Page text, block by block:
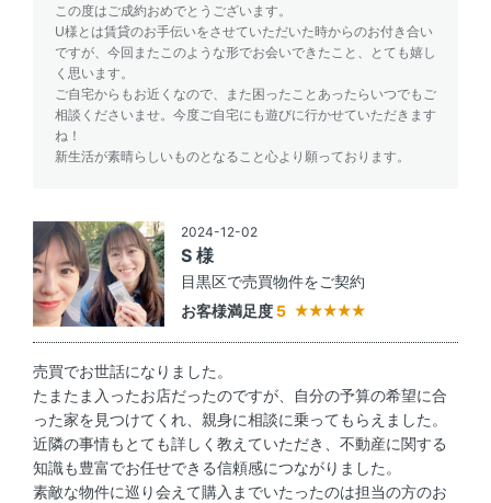
この度はご成約おめでとうございます。
U様とは賃貸のお手伝いをさせていただいた時からのお付き合い
ですが、今回またこのような形でお会いできたこと、とても嬉し
く思います。
ご自宅からもお近くなので、また困ったことあったらいつでもご
相談くださいませ。今度ご自宅にも遊びに行かせていただきます
ね！
新生活が素晴らしいものとなること心より願っております。
2024-12-02
S 様
目黒区で売買物件をご契約
お客様満足度 5
売買でお世話になりました。
たまたま入ったお店だったのですが、自分の予算の希望に合
った家を見つけてくれ、親身に相談に乗ってもらえました。
近隣の事情もとても詳しく教えていただき、不動産に関する
知識も豊富でお任せできる信頼感につながりました。
素敵な物件に巡り会えて購入までいたったのは担当の方のお